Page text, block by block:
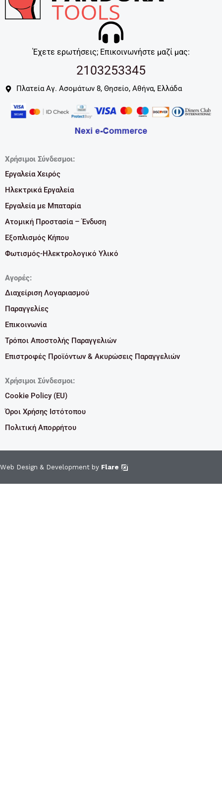
Έχετε ερωτήσεις; Επικοινωνήστε μαζί μας:
2103253345
Πλατεία Αγ. Ασομάτων 8, Θησείο, Αθήνα, Ελλάδα
Χρήσιμοι Σύνδεσμοι:
Εργαλεία Χειρός
Ηλεκτρικά Εργαλεία
Εργαλεία με Μπαταρία
Ατομική Προστασία – Ένδυση
Εξοπλισμός Κήπου
Φωτισμός-Ηλεκτρολογικό Υλικό
Αγορές:
Διαχείριση Λογαριασμού
Παραγγελίες
Επικοινωνία
Τρόποι Αποστολής Παραγγελιών
Επιστροφές Προϊόντων & Ακυρώσεις Παραγγελιών
Χρήσιμοι Σύνδεσμοι:
Cookie Policy (EU)
Όροι Χρήσης Ιστότοπου
Πολιτική Απορρήτου
Web Design & Development by Flare